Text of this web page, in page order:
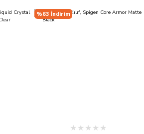
%63 İndirim